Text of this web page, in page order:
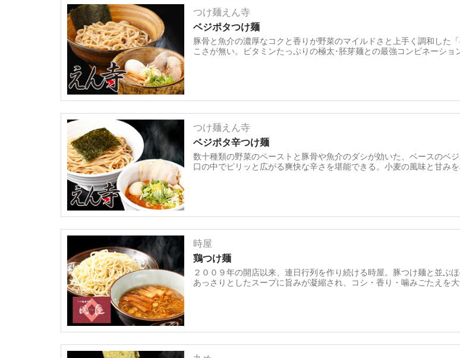
つけ麺えん寺
ベジポタつけ麺
豚骨と魚介の濃厚なコクと香りが野菜のマイルドさと上手く調和した
こさが無い。ビタミンたっぷりの極太･胚芽麺との最強コンビネーショ
つけ麺えん寺
ベジポタ辛つけ麺
数十種類の野菜のペーストと豚骨や魚介のダシが効いた、ベースのベ
口の中でピリッと広がる爽快な辛さを堪能できる。小麦の風味と甘み
時屋
鶏つけ麺
２００９年の開店以来、連日行列を作り続ける時屋。豚つけ麺と並ぶ
あっさりとしたスープに旨みが凝縮され、コシ・香り・噛みごたえを